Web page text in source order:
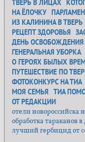
ТВЕРЬ В ЛИЦАХ
НА ЁЛОЧКУ
ИЗ КАЛИНИНА В ТВЕРЬ
РЕЦЕПТ ЗДОРОВЬЯ
ДЕНЬ ОСВОБОЖДЕНИЯ
ГЕНЕРАЛЬНАЯ УБОРКА
О ГЕРОЯХ БЫЛЫХ
ПУТЕШЕСТВИЕ ПО
ФОТОКОНКУРС НА ТИА
МОЯ СЕМЬЯ ТИА
ОТ РЕДАКЦИИ
отели новороссийска
обработка тараканов
лучший гербицид от